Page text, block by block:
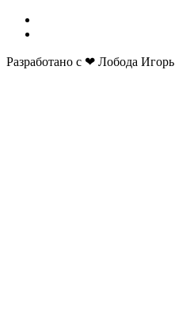
Разработано с ❤ Лобода Игорь